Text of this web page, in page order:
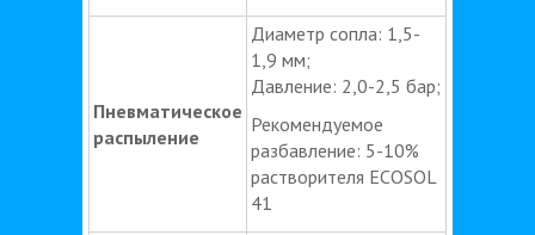
Пневматическое
распыление
Диаметр сопла: 1,5-
1,9 мм;
Давление: 2,0-2,5 бар;
Рекомендуемое
разбавление: 5-10%
растворителя ECOSOL
41